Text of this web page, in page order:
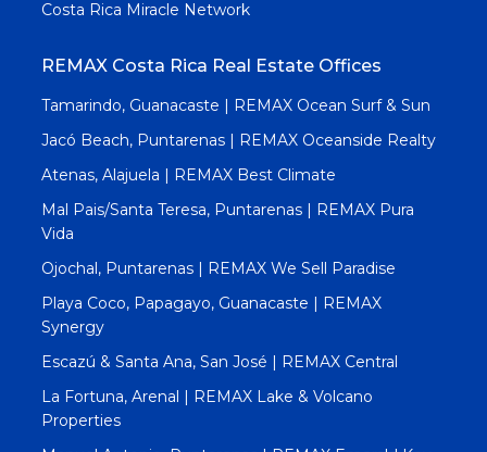
Costa Rica Miracle Network
REMAX Costa Rica Real Estate Offices
Tamarindo, Guanacaste | REMAX Ocean Surf & Sun
Jacó Beach, Puntarenas | REMAX Oceanside Realty
Atenas, Alajuela | REMAX Best Climate
Mal Pais/Santa Teresa, Puntarenas | REMAX Pura
Vida
Ojochal, Puntarenas | REMAX We Sell Paradise
Playa Coco, Papagayo, Guanacaste | REMAX
Synergy
Escazú & Santa Ana, San José | REMAX Central
La Fortuna, Arenal | REMAX Lake & Volcano
Properties